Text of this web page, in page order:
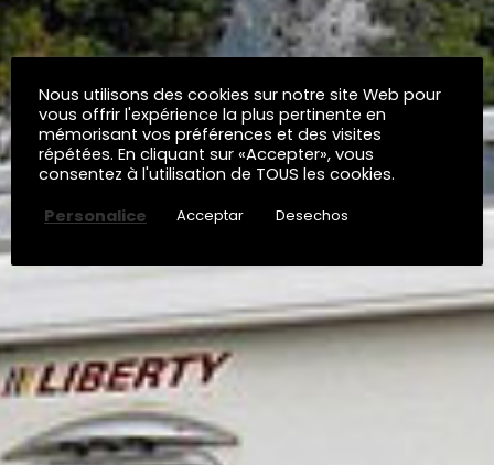
Nous utilisons des cookies sur notre site Web pour
vous offrir l'expérience la plus pertinente en
mémorisant vos préférences et des visites
répétées. En cliquant sur «Accepter», vous
consentez à l'utilisation de TOUS les cookies.
Personalice
Acceptar Desechos